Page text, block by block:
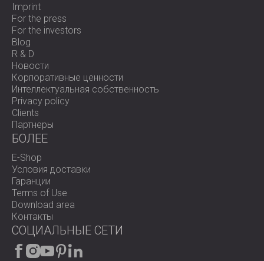
Imprint
For the press
For the investors
Blog
R & D
Новости
Корпоративные ценности
Интеллектуальная собственность
Privacy policy
Clients
Партнеры
БОЛЕЕ
E-Shop
Условия доставки
Гаранции
Terms of Use
Download area
Контакты
СОЦИАЛЬНЫЕ СЕТИ